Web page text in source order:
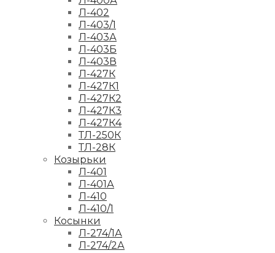
Л-402
Л-403/1
Л-403А
Л-403Б
Л-403В
Л-427К
Л-427К1
Л-427К2
Л-427К3
Л-427К4
ТЛ-250К
ТЛ-28К
Козырьки
Л-401
Л-401А
Л-410
Л-410/1
Косынки
Л-274/1А
Л-274/2А